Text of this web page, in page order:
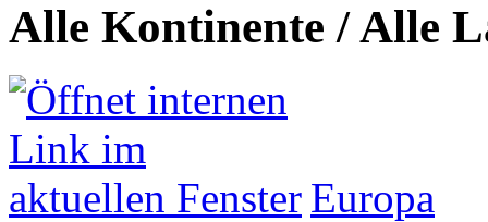
Alle Kontinente / Alle
Europa